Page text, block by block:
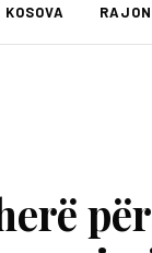
KOSOVA